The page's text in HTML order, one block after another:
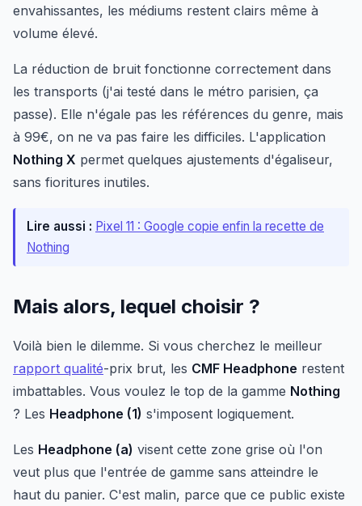
envahissantes, les médiums restent clairs même à
volume élevé.
La réduction de bruit fonctionne correctement dans
les transports (j'ai testé dans le métro parisien, ça
passe). Elle n'égale pas les références du genre, mais
à 99€, on ne va pas faire les difficiles. L'application
Nothing X permet quelques ajustements d'égaliseur,
sans fioritures inutiles.
Lire aussi : Pixel 11 : Google copie enfin la recette de
Nothing
Mais alors, lequel choisir ?
Voilà bien le dilemme. Si vous cherchez le meilleur
rapport qualité-prix brut, les CMF Headphone restent
imbattables. Vous voulez le top de la gamme Nothing
? Les Headphone (1) s'imposent logiquement.
Les Headphone (a) visent cette zone grise où l'on
veut plus que l'entrée de gamme sans atteindre le
haut du panier. C'est malin, parce que ce public existe